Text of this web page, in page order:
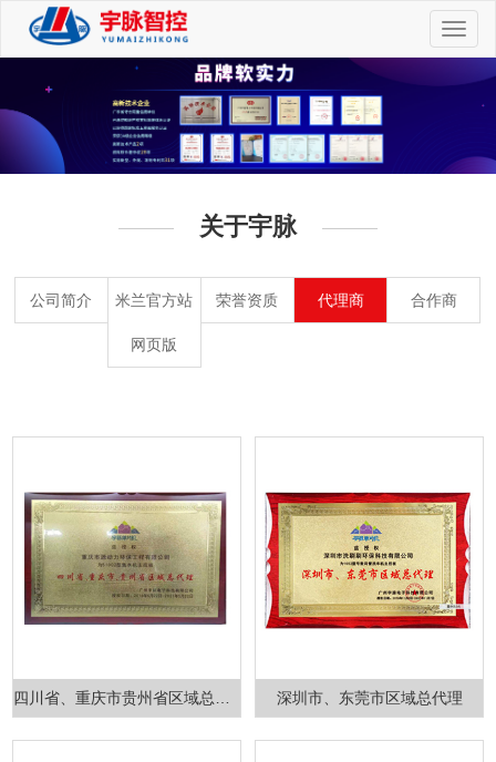
切
换
关于宇脉
公司简介 米兰官方站
网页版
荣誉资质 代理商 合作商
深圳市、东莞市区域总代理